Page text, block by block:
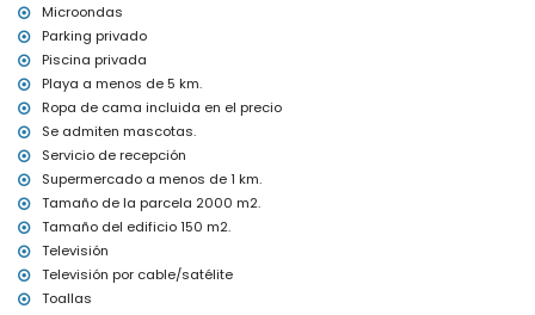
Microondas
Parking privado
Piscina privada
Playa a menos de 5 km.
Ropa de cama incluida en el precio
Se admiten mascotas.
Servicio de recepción
Supermercado a menos de 1 km.
Tamaño de la parcela 2000 m2.
Tamaño del edificio 150 m2.
Televisión
Televisión por cable/satélite
Toallas